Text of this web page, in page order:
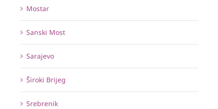
Mostar
Sanski Most
Sarajevo
Široki Brijeg
Srebrenik